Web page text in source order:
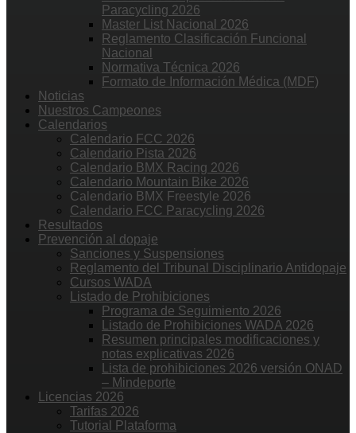
Paracycling 2026
Master List Nacional 2026
Reglamento Clasificación Funcional
Nacional
Normativa Técnica 2026
Formato de Información Médica (MDF)
Noticias
Nuestros Campeones
Calendarios
Calendario FCC 2026
Calendario Pista 2026
Calendario BMX Racing 2026
Calendario Mountain Bike 2026
Calendario BMX Freestyle 2026
Calendario FCC Paracycling 2026
Resultados
Prevención al dopaje
Sanciones y Suspensiones
Reglamento del Tribunal Disciplinario Antidopaje
Cursos WADA
Listado de Prohibiciones
Programa de Seguimiento 2026
Listado de Prohibiciones WADA 2026
Resumen principales modificaciones y
notas explicativas 2026
Lista de prohibiciones 2026 versión ONAD
– Mindeporte
Licencias 2026
Tarifas 2026
Tutorial Plataforma